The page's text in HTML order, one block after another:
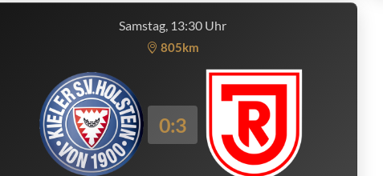
Samstag, 13:30 Uhr
805km
0:3